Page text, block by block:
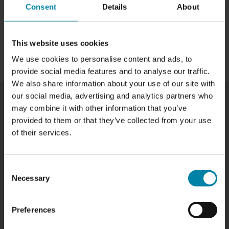
Consent Details About
This website uses cookies
We use cookies to personalise content and ads, to
provide social media features and to analyse our traffic.
We also share information about your use of our site with
our social media, advertising and analytics partners who
may combine it with other information that you’ve
provided to them or that they’ve collected from your use
of their services.
Selection
Necessary
Preferences
fælge
Du er altid velkommen til at kontakte os, hvis du vil høre
PRISER PÅ REPARATION AF FÆLGE I
og type samt den specifikke reparation, der er behov
for. Nedenfor er en liste over de fælgreparationer, vi
tilbyder i Aalborg, sammen med deres priser:
TYPE AF FÆLGEREPARATION PRIS